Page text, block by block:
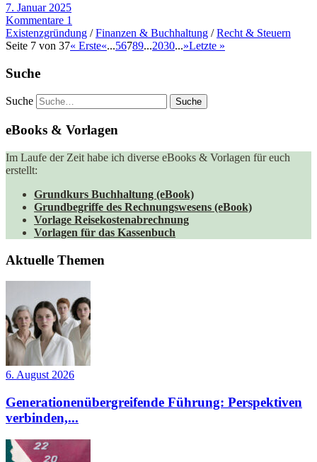
7. Januar 2025
Kommentare 1
Existenzgründung /Finanzen & Buchhaltung /Recht & Steuern
Seite 7 von 37« Erste«...56789...2030...»Letzte »
Suche
Suche
eBooks & Vorlagen
Im Laufe der Zeit habe ich diverse eBooks & Vorlagen für euch
erstellt:
Grundkurs Buchhaltung (eBook)
Grundbegriffe des Rechnungswesens (eBook)
Vorlage Reisekostenabrechnung
Vorlagen für das Kassenbuch
Aktuelle Themen
6. August 2026
Generationenübergreifende Führung: Perspektiven
verbinden,...